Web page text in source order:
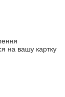
на вашу картку